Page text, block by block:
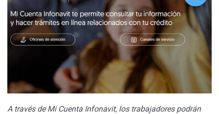
A través de Mi Cuenta Infonavit, los trabajadores podrán